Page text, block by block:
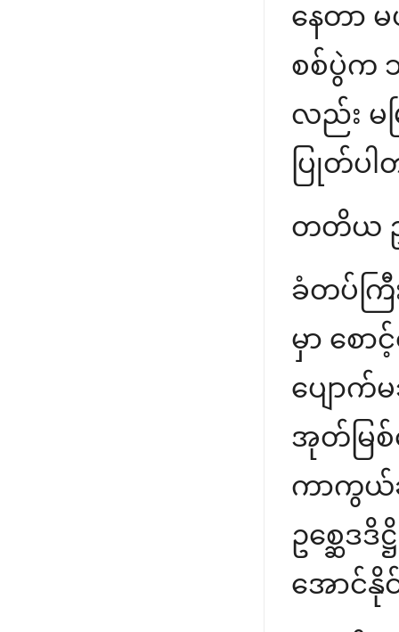
နေတာ
စစ်ပွဲက
လည်း မ
ပြုတ်ပ
တတိယ ဥစ္
ခံတပ်ကြီ
မှာ စေ
ပျော
အုတ်မြစ်
ကာကွယ်
ဥစ္ဆေဒ
အောင်နို